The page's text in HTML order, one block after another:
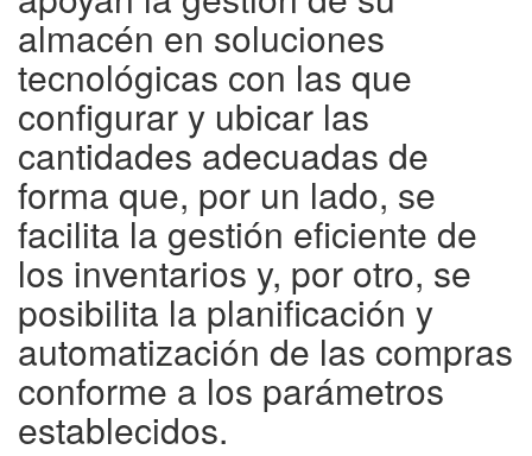
almacén en soluciones
tecnológicas con las que
configurar y ubicar las
cantidades adecuadas de
forma que, por un lado, se
facilita la gestión eficiente de
los inventarios y, por otro, se
posibilita la planificación y
automatización de las compras
conforme a los parámetros
establecidos.